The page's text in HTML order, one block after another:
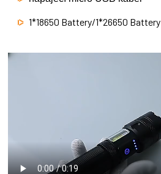
1*18650 Battery/1*26650 Battery